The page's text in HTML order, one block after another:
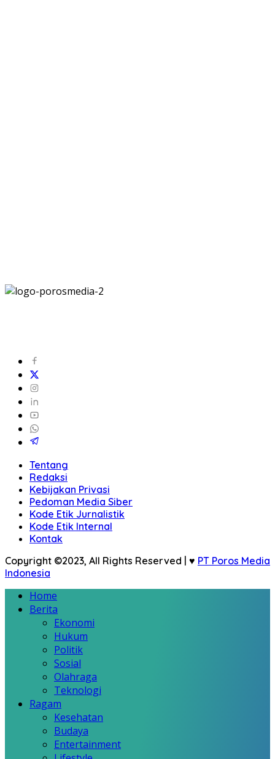
Tentang
Redaksi
Kebijakan Privasi
Pedoman Media Siber
Kode Etik Jurnalistik
Kode Etik Internal
Kontak
Copyright ©2023, All Rights Reserved | ♥ PT Poros Media
Indonesia
Home
Berita
Ekonomi
Hukum
Politik
Sosial
Olahraga
Teknologi
Ragam
Kesehatan
Budaya
Entertainment